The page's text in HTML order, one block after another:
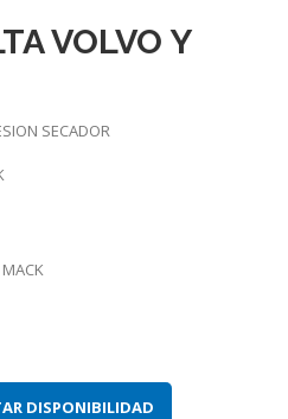
VOLVO Y
SECADOR
DISPONIBILIDAD